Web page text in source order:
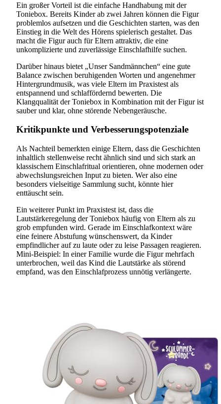
Ein großer Vorteil ist die einfache Handhabung mit der
Toniebox. Bereits Kinder ab zwei Jahren können die Figur
problemlos aufsetzen und die Geschichten starten, was den
Einstieg in die Welt des Hörens spielerisch gestaltet. Das
macht die Figur auch für Eltern attraktiv, die eine
unkomplizierte und zuverlässige Einschlafhilfe suchen.
Darüber hinaus bietet „Unser Sandmännchen“ eine gute
Balance zwischen beruhigenden Worten und angenehmer
Hintergrundmusik, was viele Eltern im Praxistest als
entspannend und schlaffördernd bewerten. Die
Klangqualität der Toniebox in Kombination mit der Figur ist
sauber und klar, ohne störende Nebengeräusche.
Kritikpunkte und Verbesserungspotenziale
Als Nachteil bemerkten einige Eltern, dass die Geschichten
inhaltlich stellenweise recht ähnlich sind und sich stark an
klassischem Einschlafritual orientieren, ohne modernen oder
abwechslungsreichen Input zu bieten. Wer also eine
besonders vielseitige Sammlung sucht, könnte hier
enttäuscht sein.
Ein weiterer Punkt im Praxistest ist, dass die
Lautstärkeregelung der Toniebox häufig von Eltern als zu
grob empfunden wird. Gerade im Einschlafkontext wäre
eine feinere Abstufung wünschenswert, da Kinder
empfindlicher auf zu laute oder zu leise Passagen reagieren.
Mini-Beispiel: In einer Familie wurde die Figur mehrfach
unterbrochen, weil das Kind die Lautstärke als störend
empfand, was den Einschlafprozess unnötig verlängerte.